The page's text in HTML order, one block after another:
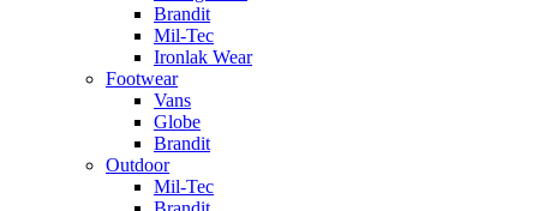
Brandit
Mil-Tec
Ironlak Wear
Footwear
Vans
Globe
Brandit
Outdoor
Mil-Tec